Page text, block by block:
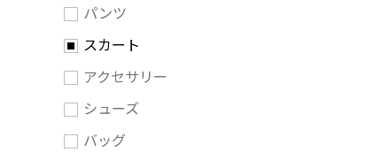
パンツ
スカート
アクセサリー
シューズ
バッグ